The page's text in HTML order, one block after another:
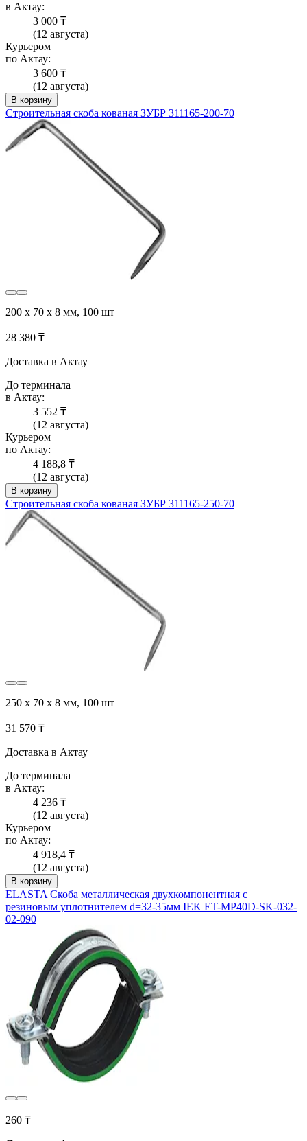
в Актау:
3 000 ₸
(12 августа)
Курьером
по Актау:
3 600 ₸
(12 августа)
В корзину
Строительная скоба кованая ЗУБР 311165-200-70
200 x 70 x 8 мм, 100 шт
28 380 ₸
Доставка в Актау
До терминала
в Актау:
3 552 ₸
(12 августа)
Курьером
по Актау:
4 188,8 ₸
(12 августа)
В корзину
Строительная скоба кованая ЗУБР 311165-250-70
250 x 70 x 8 мм, 100 шт
31 570 ₸
Доставка в Актау
До терминала
в Актау:
4 236 ₸
(12 августа)
Курьером
по Актау:
4 918,4 ₸
(12 августа)
В корзину
ELASTA Скоба металлическая двухкомпонентная с
резиновым уплотнителем d=32-35мм IEK ET-MP40D-SK-032-
02-090
260 ₸